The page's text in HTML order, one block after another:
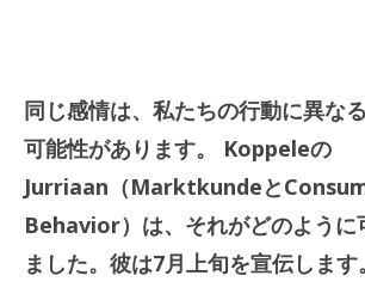
同じ感情は、私たちの行動に異な
可能性があります。 Koppeleの
Jurriaan（Marktkundeと
Behavior）は、それがどのように
ました。彼は7月上旬を宣伝します。